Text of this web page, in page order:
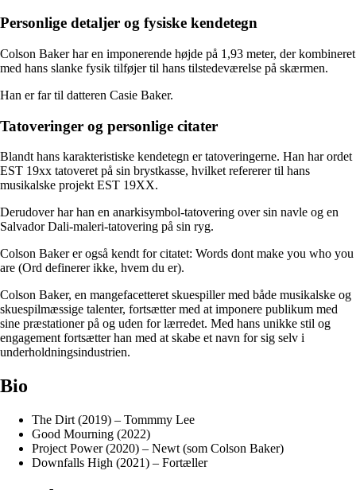
Personlige detaljer og fysiske kendetegn
Colson Baker har en imponerende højde på 1,93 meter, der kombineret
med hans slanke fysik tilføjer til hans tilstedeværelse på skærmen.
Han er far til datteren Casie Baker.
Tatoveringer og personlige citater
Blandt hans karakteristiske kendetegn er tatoveringerne. Han har ordet
EST 19xx tatoveret på sin brystkasse, hvilket refererer til hans
musikalske projekt EST 19XX.
Derudover har han en anarkisymbol-tatovering over sin navle og en
Salvador Dali-maleri-tatovering på sin ryg.
Colson Baker er også kendt for citatet: Words dont make you who you
are (Ord definerer ikke, hvem du er).
Colson Baker, en mangefacetteret skuespiller med både musikalske og
skuespilmæssige talenter, fortsætter med at imponere publikum med
sine præstationer på og uden for lærredet. Med hans unikke stil og
engagement fortsætter han med at skabe et navn for sig selv i
underholdningsindustrien.
Bio
The Dirt (2019) – Tommmy Lee
Good Mourning (2022)
Project Power (2020) – Newt (som Colson Baker)
Downfalls High (2021) – Fortæller